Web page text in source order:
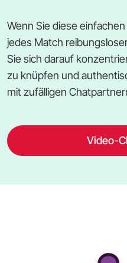
Wenn Sie diese
jedes Match
Sie sich darauf
zu knüpfen und
mit zufälligen
Video-